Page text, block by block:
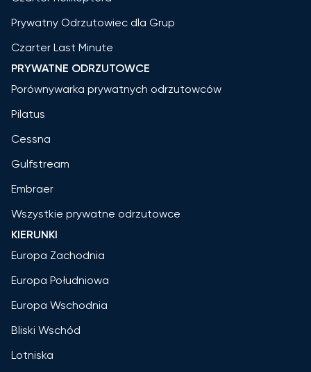
Prywatny Odrzutowiec dla Grup
Czarter Last Minute
PRYWATNE ODRZUTOWCE
Porównywarka prywatnych odrzutowców
Pilatus
Cessna
Gulfstream
Embraer
Wszystkie prywatne odrzutowce
KIERUNKI
Europa Zachodnia
Europa Południowa
Europa Wschodnia
Bliski Wschód
Lotniska